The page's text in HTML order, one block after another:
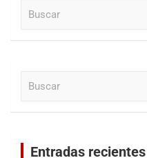
Entradas recientes